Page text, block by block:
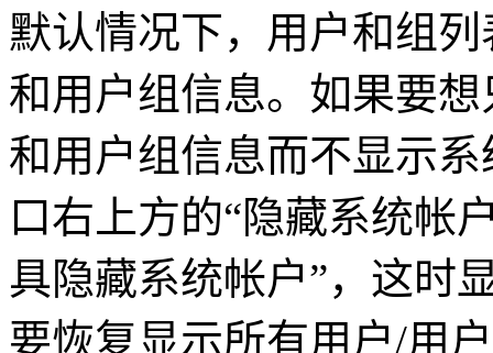
默认情况下，用户和组
和用户组信息。如果要
和用户组信息而不显示
口右上方的“隐藏系统帐
具隐藏系统帐户”，这时
要恢复显示所有用户/用